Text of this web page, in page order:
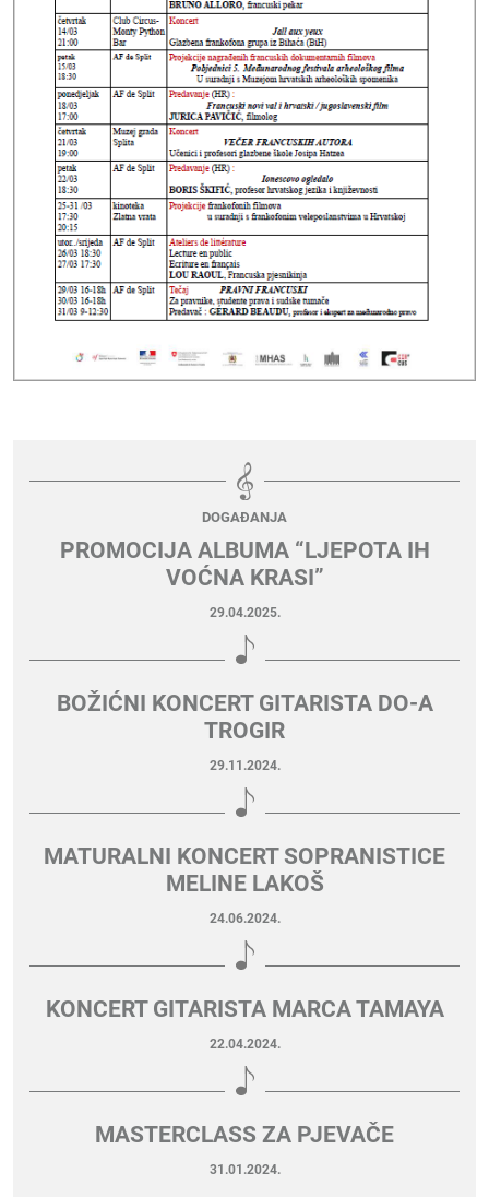
DOGAĐANJA
PROMOCIJA ALBUMA “LJEPOTA IH
VOĆNA KRASI”
29.04.2025.
BOŽIĆNI KONCERT GITARISTA DO-A
TROGIR
29.11.2024.
MATURALNI KONCERT SOPRANISTICE
MELINE LAKOŠ
24.06.2024.
KONCERT GITARISTA MARCA TAMAYA
22.04.2024.
MASTERCLASS ZA PJEVAČE
31.01.2024.